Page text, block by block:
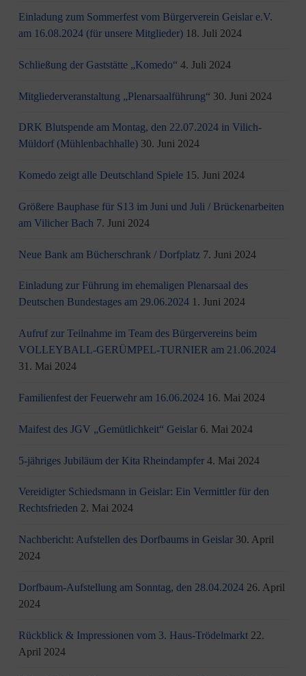
Einladung zum Sommerfest vom Bürgerverein Geislar e.V.
am 16.08.2024 (für unsere Mitglieder) 18. Juli 2024
Schließung der Gaststätte „Komedo“ 4. Juli 2024
Mitgliederveranstaltung „Plenarsaalführung“ 30. Juni 2024
DRK Blutspende am Montag, den 22.07.2024 in Vilich-
Müldorf (Mühlenbachhalle) 30. Juni 2024
Komedo zeigt alle Deutschland Spiele 15. Juni 2024
Größere Bauphase für S13 im Juni und Juli / Brü­cken­ar­bei­ten
am Vi­li­cher Bach 7. Juni 2024
Neue Bank am Bücherschrank / Dorfplatz 7. Juni 2024
Einladung zur Führung im ehemaligen Plenarsaal des
Deutschen Bundestages am 29.06.2024 1. Juni 2024
Aufruf zur Teilnahme im Team des Bürgervereins beim
VOLLEYBALL-GERÜMPEL-TURNIER am 21.06.2024
31. Mai 2024
Familienfest der Feuerwehr am 16.06.2024 16. Mai 2024
Maifest des JGV „Gemütlichkeit“ Geislar 6. Mai 2024
5-jähriges Jubiläum der Kita Rheindampfer 4. Mai 2024
Vereidigter Schiedsmann in Geislar: Ein Vermittler für den
Rechtsfrieden 2. Mai 2024
Nachbericht: Aufstellen des Dorfbaums in Geislar 30. April
2024
Dorfbaum-Aufstellung am Sonntag, den 28.04.2024 26. April
2024
Rückblick & Impressionen vom 3. Haus-Trödelmarkt 22.
April 2024